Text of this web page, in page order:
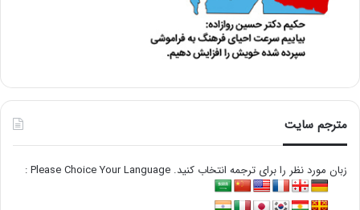
مترجم سایت
زبان مورد نظر را برای ترجمه انتخاب کنید. Please Choice Your Language :